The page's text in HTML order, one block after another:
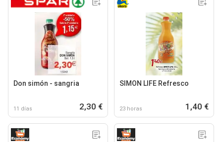
Don simón - sangria
11 días 2,30 €
SIMON LIFE Refresco
23 horas 1,40 €